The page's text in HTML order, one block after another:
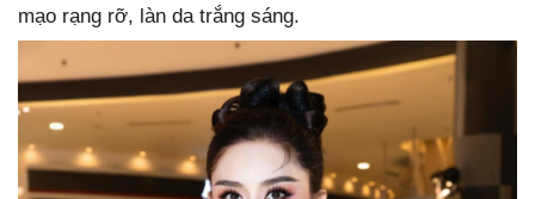
mạo rạng rỡ, làn da trắng sáng.